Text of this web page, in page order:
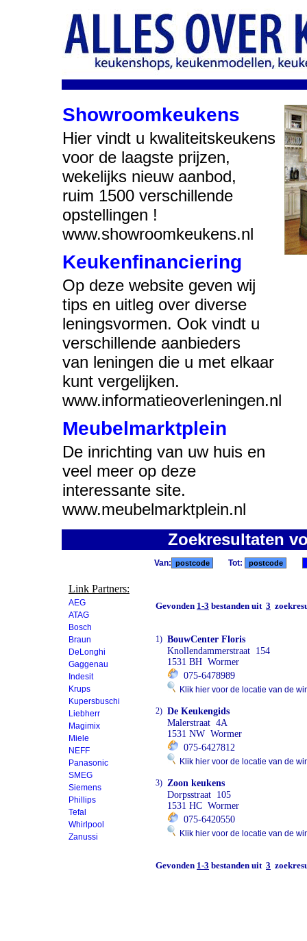
Showroomkeukens
Hier vindt u kwaliteitskeukens
voor de laagste prijzen,
wekelijks nieuw aanbod,
ruim 1500 verschillende
opstellingen !
www.showroomkeukens.nl
Keukenfinanciering
Op deze website geven wij
tips en uitleg over diverse
leningsvormen. Ook vindt u
verschillende aanbieders
van leningen die u met elkaar
kunt vergelijken.
www.informatieoverleningen.nl
Meubelmarktplein
De inrichting van uw huis en
veel meer op deze
interessante site.
www.meubelmarktplein.nl
Zoekresultaten
Link Partners:
AEG
ATAG
Bosch
Braun
DeLonghi
Gaggenau
Indesit
Krups
Kupersbuschi
Liebherr
Magimix
Miele
NEFF
Panasonic
SMEG
Siemens
Phillips
Tefal
Whirlpool
Zanussi
Van: Tot:
Gevonden 1-3 bestanden uit 3
1) BouwCenter Floris
Knollendammerstraat 154
1531 BH Wormer
075-6478989
Klik hier voor de locatie van de
2) De Keukengids
Malerstraat 4A
1531 NW Wormer
075-6427812
Klik hier voor de locatie van de
3) Zoon keukens
Dorpsstraat 105
1531 HC Wormer
075-6420550
Klik hier voor de locatie van de
Gevonden 1-3 bestanden uit 3